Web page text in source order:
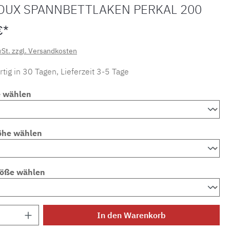
SPANNBETTLAKEN PERKAL 200
zzgl. Versandkosten
in 30 Tagen, Lieferzeit 3-5 Tage
wählen
wählen
wählen
Anzahl: Gib den gewünschten Wert ein
In den Warenkorb